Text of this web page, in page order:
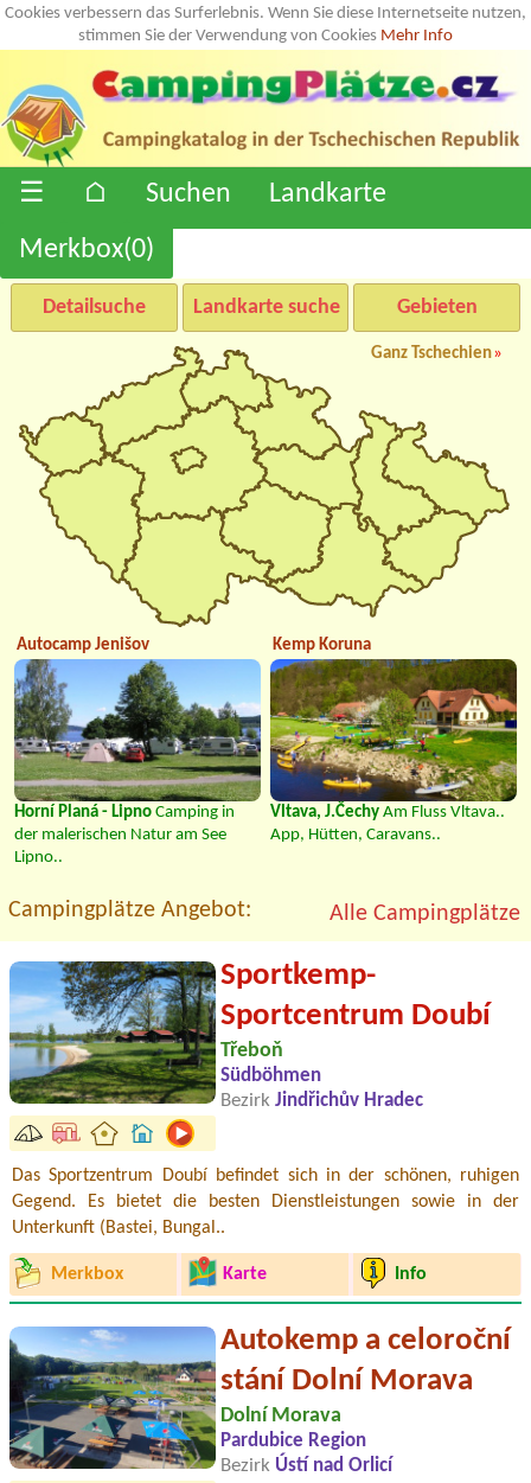
Cookies verbessern das Surferlebnis. Wenn Sie diese Internetseite nutzen,
stimmen Sie der Verwendung von Cookies Mehr Info
☰ ⌂ Suchen
Landkarte
Merkbox(0)
Detailsuche Landkarte suche Gebieten
Ganz Tschechien»
Autocamp Jenišov
Horní Planá - Lipno Camping in
der malerischen Natur am See
Lipno..
Kemp Koruna
Vltava, J.Čechy Am Fluss Vltava..
App, Hütten, Caravans..
Campingplätze Angebot: Alle Campingplätze
Sportkemp-
Sportcentrum Doubí
Třeboň
Südböhmen
Bezirk Jindřichův Hradec
Das Sportzentrum Doubí befindet sich in der schönen, ruhigen
Gegend. Es bietet die besten Dienstleistungen sowie in der
Unterkunft (Bastei, Bungal..
Merkbox Karte Info
Autokemp a celoroční
stání Dolní Morava
Dolní Morava
Pardubice Region
Bezirk Ústí nad Orlicí